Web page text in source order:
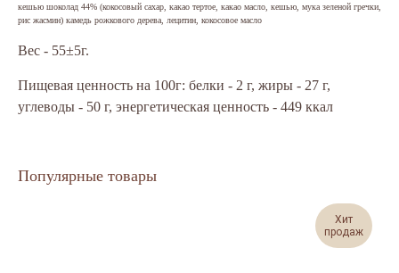
кешью шоколад 44% (кокосовый сахар, какао тертое, какао масло, кешью, мука зеленой гречки,
рис жасмин) камедь рожкового дерева, лецитин, кокосовое масло
Вес - 55±5г.
Пищевая ценность на 100г: белки - 2 г, жиры - 27 г,
углеводы - 50 г, энергетическая ценность - 449 ккал
Популярные товары
Хит
продаж